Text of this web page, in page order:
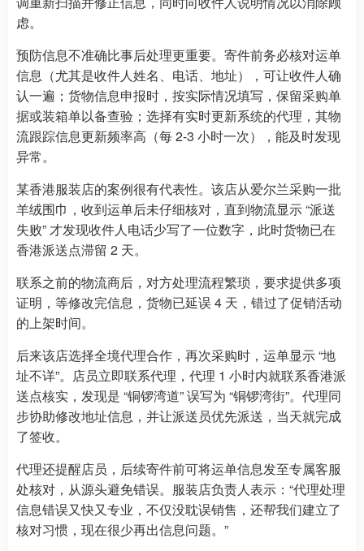
虑。
预防信息不准确比事后处理更重要。寄件前务必核对运单
信息（尤其是收件人姓名、电话、地址），可让收件人确
认一遍；货物信息申报时，按实际情况填写，保留采购单
据或装箱单以备查验；选择有实时更新系统的代理，其物
流跟踪信息更新频率高（每 2-3 小时一次），能及时发现
异常。
某香港服装店的案例很有代表性。该店从爱尔兰采购一批
羊绒围巾，收到运单后未仔细核对，直到物流显示 “派送
失败” 才发现收件人电话少写了一位数字，此时货物已在
香港派送点滞留 2 天。
联系之前的物流商后，对方处理流程繁琐，要求提供多项
证明，等修改完信息，货物已延误 4 天，错过了促销活动
的上架时间。
后来该店选择全境代理合作，再次采购时，运单显示 “地
址不详”。店员立即联系代理，代理 1 小时内就联系香港派
送点核实，发现是 “铜锣湾道” 误写为 “铜锣湾街”。代理同
步协助修改地址信息，并让派送员优先派送，当天就完成
了签收。
代理还提醒店员，后续寄件前可将运单信息发至专属客服
处核对，从源头避免错误。服装店负责人表示：“代理处理
信息错误又快又专业，不仅没耽误销售，还帮我们建立了
核对习惯，现在很少再出信息问题。”